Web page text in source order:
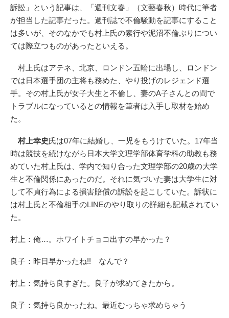
訴訟」という記事は、「週刊文春」（文藝春秋）時代に筆者
が担当した記事だった。週刊誌で不倫騒動を記事にすること
は多いが、そのなかでも村上氏の素行や泥沼不倫ぶりについ
ては際立つものがあったといえる。
村上氏はアテネ、北京、ロンドン五輪に出場し、ロンドン
では日本選手団の主将も務めた、やり投げのレジェンド選
手。その村上氏が女子大生と不倫し、妻のA子さんとの間で
トラブルになっているとの情報を筆者は入手し取材を始め
た。
村上幸史氏は07年に結婚し、一児をもうけていた。17年当
時は競技を続けながら日本大学文理学部体育学科の助教も務
めていた村上氏は、学内で知り合った文理学部の20歳の大学
生と不倫関係にあったのだ。それに気づいた妻は大学生に対
して不貞行為による損害賠償の訴訟を起こしていた。訴状に
は村上氏と不倫相手のLINEのやり取りの詳細も記載されてい
た。
村上：俺…。ホワイトチョコ出すの早かった？
良子：昨日早かったね!! なんで？
村上：気持ち良すぎた。良子が求めてきたから。
良子：気持ち良かったね。最近むっちゃ求めちゃう